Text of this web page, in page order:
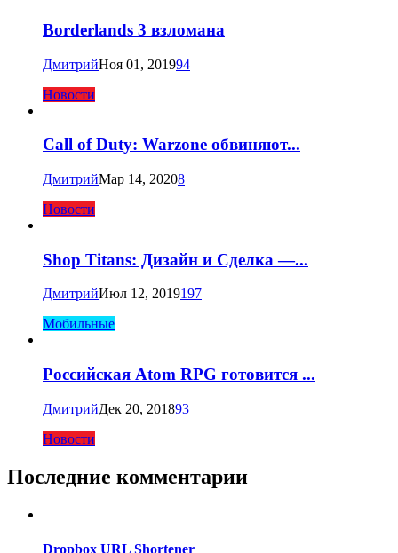
Borderlands 3 взломана
ДмитрийНоя 01, 201994
Новости
Call of Duty: Warzone обвиняют...
ДмитрийМар 14, 20208
Новости
Shop Titans: Дизайн и Сделка —...
ДмитрийИюл 12, 2019197
Мобильные
Российская Atom RPG готовится ...
ДмитрийДек 20, 201893
Новости
Последние комментарии
Dropbox URL Shortener